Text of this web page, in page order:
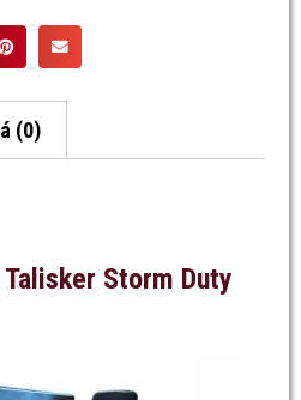
(0)
Storm Duty